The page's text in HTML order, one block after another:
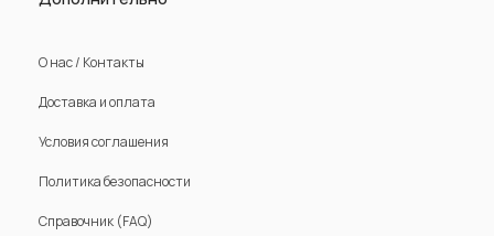
О нас / Контакты
Доставка и оплата
Условия соглашения
Политика безопасности
Справочник (FAQ)